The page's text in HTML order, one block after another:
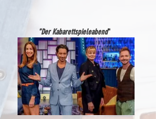
"Der Kabarettspieleabend"